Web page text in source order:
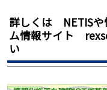
詳しくは NETISや
ム情報サイト
い